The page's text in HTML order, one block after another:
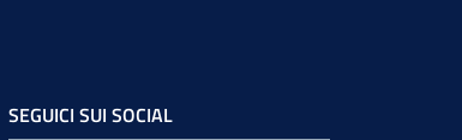
SEGUICI SUI SOCIAL